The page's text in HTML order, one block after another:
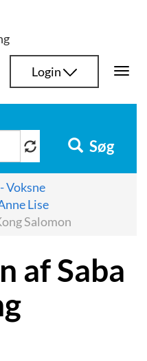
Login
Søg
Voksne
Lise
Salomon
af Saba